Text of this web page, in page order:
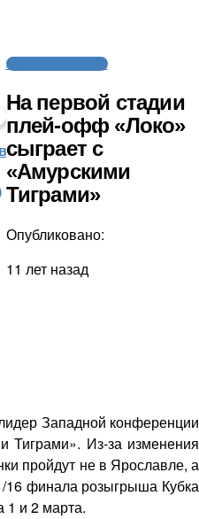
Молодежный хоккей
На первой стадии
плей-офф «Локо»
сыграет с
«Амурскими
Тиграми»
Опубликовано:
11 лет назад
Западной конференции
Тиграми». Из-за изменения
пройдут не в Ярославле, а
финала розыгрыша Кубка
1 и 2 марта.